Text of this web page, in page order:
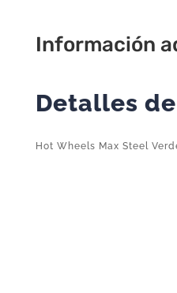
Información
Detalles
Hot Wheels Max Steel